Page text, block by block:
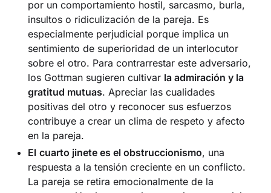
por un comportamiento hostil, sarcasmo, burla,
insultos o ridiculización de la pareja. Es
especialmente perjudicial porque implica un
sentimiento de superioridad de un interlocutor
sobre el otro. Para contrarrestar este adversario,
los Gottman sugieren cultivar la admiración y la
gratitud mutuas. Apreciar las cualidades
positivas del otro y reconocer sus esfuerzos
contribuye a crear un clima de respeto y afecto
en la pareja.
El cuarto jinete es el obstruccionismo, una
respuesta a la tensión creciente en un conflicto.
La pareja se retira emocionalmente de la